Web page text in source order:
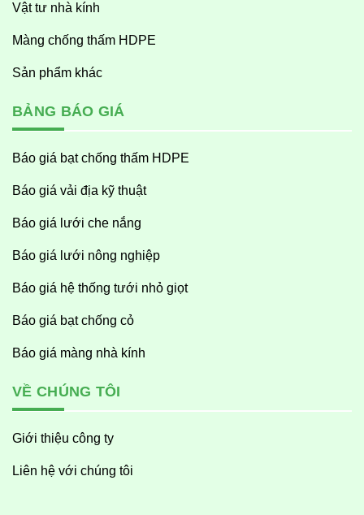
Vật tư nhà kính
Màng chống thấm HDPE
Sản phẩm khác
BẢNG BÁO GIÁ
Báo giá bạt chống thấm HDPE
Báo giá vải địa kỹ thuật
Báo giá lưới che nắng
Báo giá lưới nông nghiệp
Báo giá hệ thống tưới nhỏ giọt
Báo giá bạt chống cỏ
Báo giá màng nhà kính
VỀ CHÚNG TÔI
Giới thiệu công ty
Liên hệ với chúng tôi